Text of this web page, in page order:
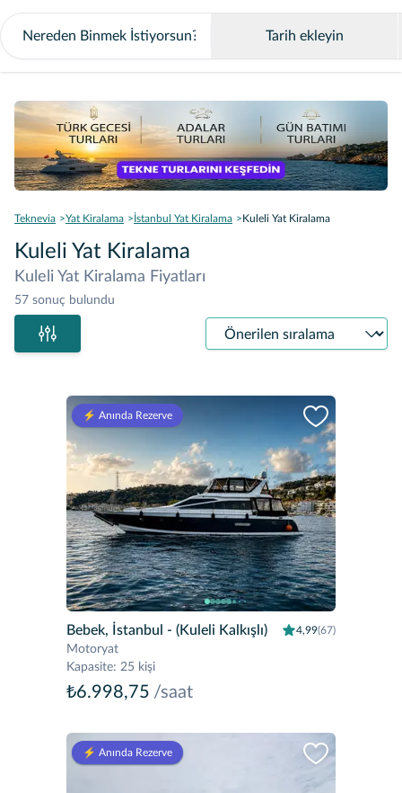
Tarih ekleyin
Teknevia Yat Kiralama İstanbul Yat Kiralama Kuleli Yat Kiralama
Kuleli Yat Kiralama
Kuleli Yat Kiralama Fiyatları
57 sonuç bulundu
Sıralama
⚡️ Anında Rezerve
Bebek, İstanbul - (Kuleli Kalkışlı) 4,99(67)
Motoryat
Kapasite: 25 kişi
₺6.998,75 /saat
⚡️ Anında Rezerve